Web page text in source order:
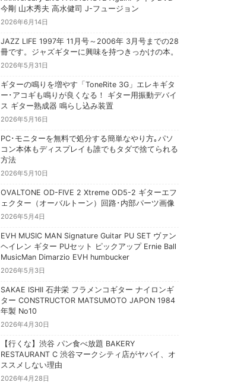
今剛 山木秀夫 高水健司 J-フュージョン
2026年6月14日
JAZZ LIFE 1997年 11月号～2006年 3月号までの28
冊です。ジャズギターに興味を持つきっかけの本。
2026年5月31日
ギターの鳴りを増やす「ToneRite 3G」エレキギタ
ー･アコギも鳴りが良くなる！ ギター用振動デバイ
ス ギター熟成器 鳴らし込み装置
2026年5月16日
PC･モニターを無料で処分する簡単なやり方｡パソ
コン本体もディスプレイも誰でもタダで捨てられる
方法
2026年5月10日
OVALTONE OD-FIVE 2 Xtreme OD5-2 ギターエフ
ェクター（オーバルトーン）回路･内部パーツ画像
2026年5月4日
EVH MUSIC MAN Signature Guitar PU SET ヴァン
ヘイレン ギター PUセット ピックアップ Ernie Ball
MusicMan Dimarzio EVH humbucker
2026年5月3日
SAKAE ISHII 石井栄 フラメンコギター ナイロンギ
ター CONSTRUCTOR MATSUMOTO JAPON 1984
年製 No10
2026年4月30日
【行くな】渋谷 パン食べ放題 BAKERY
RESTAURANT C 渋谷マークシティ店がヤバイ、オ
ススメしない理由
2026年4月28日